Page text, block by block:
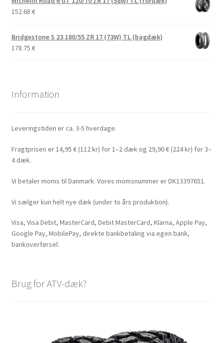
152.68 €
Bridgestone S 23 180/55 ZR 17 (73W) TL (bagdæk)
178.75 €
Information
Leveringstiden er ca. 3-5 hverdage.
Fragtprisen er 14,95 € (112 kr) for 1–2 dæk og 29,90 € (224 kr) for 3–
4 dæk.
Vi betaler moms til Danmark. Vores momsnummer er DK13397651.
Vi sælger kun helt nye dæk (under to års produktion).
Visa, Visa Debit, MasterCard, Debit MasterCard, Klarna, Apple Pay,
Google Pay, MobilePay, direkte bankbetaling via egen bank,
bankoverførsel.
Brug for ATV-dæk?